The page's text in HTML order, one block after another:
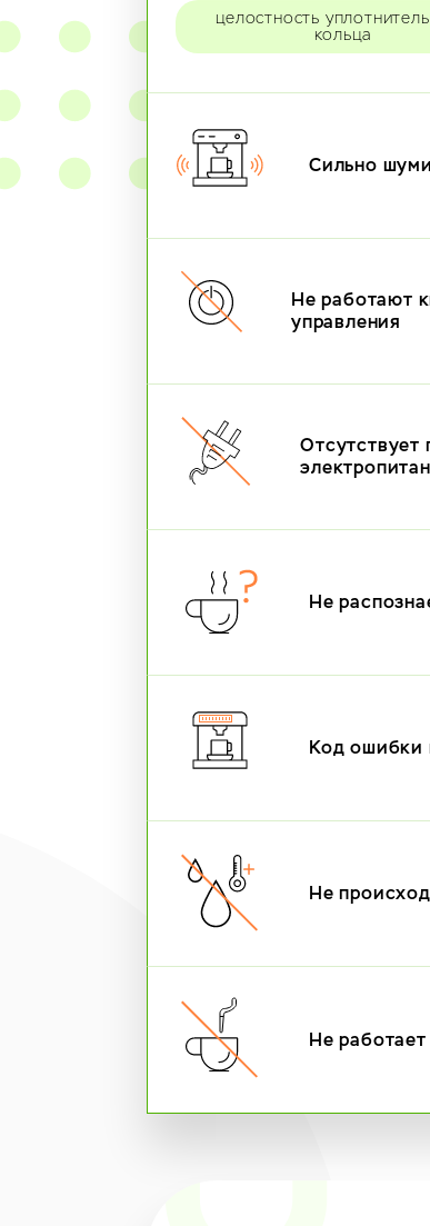
целостность
кольца
Сильно
Не работают
управления
Отсутствует
Не
Код ошибки
Не
Не